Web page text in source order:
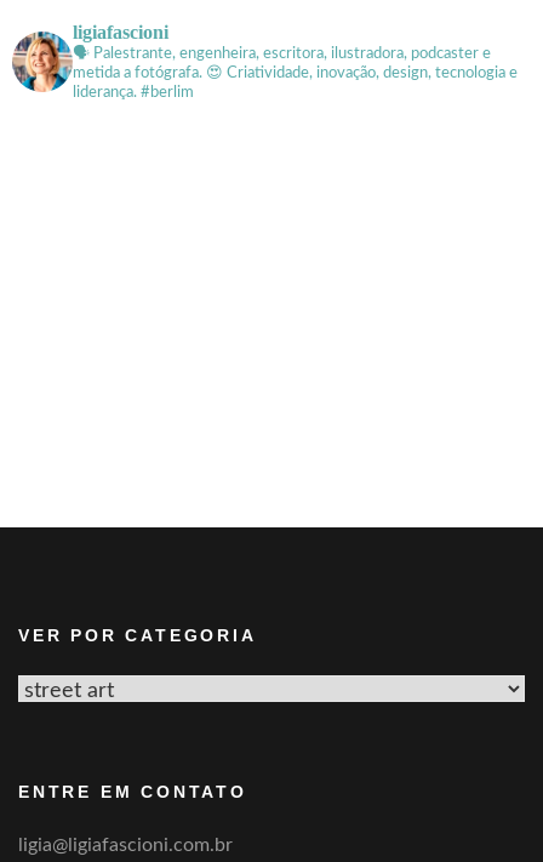
ligiafascioni
🗣 Palestrante, engenheira, escritora, ilustradora, podcaster e
metida a fotógrafa. 😍 Criatividade, inovação, design, tecnologia e
liderança. #berlim
VER POR CATEGORIA
Ver
ENTRE EM CONTATO
ligia@ligiafascioni.com.br